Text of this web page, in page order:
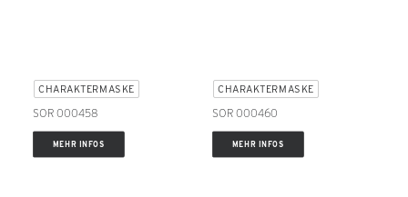
CHARAKTERMASKE
SOR 000458
MEHR INFOS
CHARAKTERMASKE
SOR 000460
MEHR INFOS